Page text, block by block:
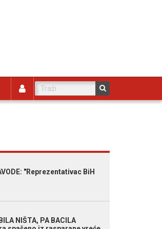
"Reprezentativac BiH
NIŠTA, PA BACILA